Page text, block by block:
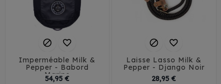
 
Imperméable Milk &
Pepper - Babord
Marine
54,95 €Prix
 
Laisse Lasso Milk &
Pepper - Django Noir
28,95 €